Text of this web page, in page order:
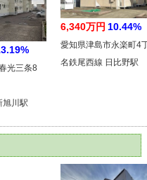
光三条8
旭川駅
6,340万円 10.44%
愛知県津島市永楽町4
名鉄尾西線 日比野駅